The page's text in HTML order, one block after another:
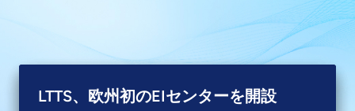
LTTS、Anthropicと提携
LTTS Ainfonix™の発売
LTTS、欧州初のEIセンターを開設